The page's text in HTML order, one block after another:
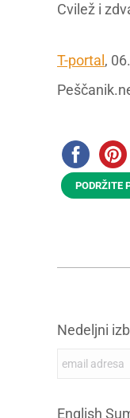
Cvilež i
T-portal ,
PODRŽITE
Nedeljni
English